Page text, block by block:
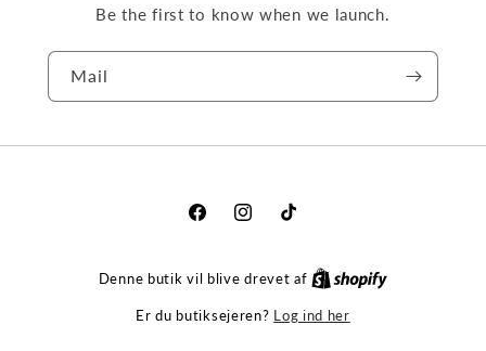
Be the first to know when we launch.
Mail
FacebookInstagramTiktok
Denne butik vil blive drevet af
Er du butiksejeren? Log ind her